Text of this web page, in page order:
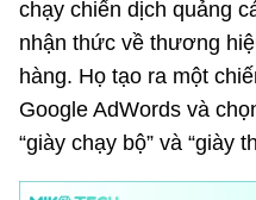
chạy chiến dịch quảng
nhận thức về thương
hàng. Họ tạo ra một
Google AdWords và
“giày chạy bộ” và “giày